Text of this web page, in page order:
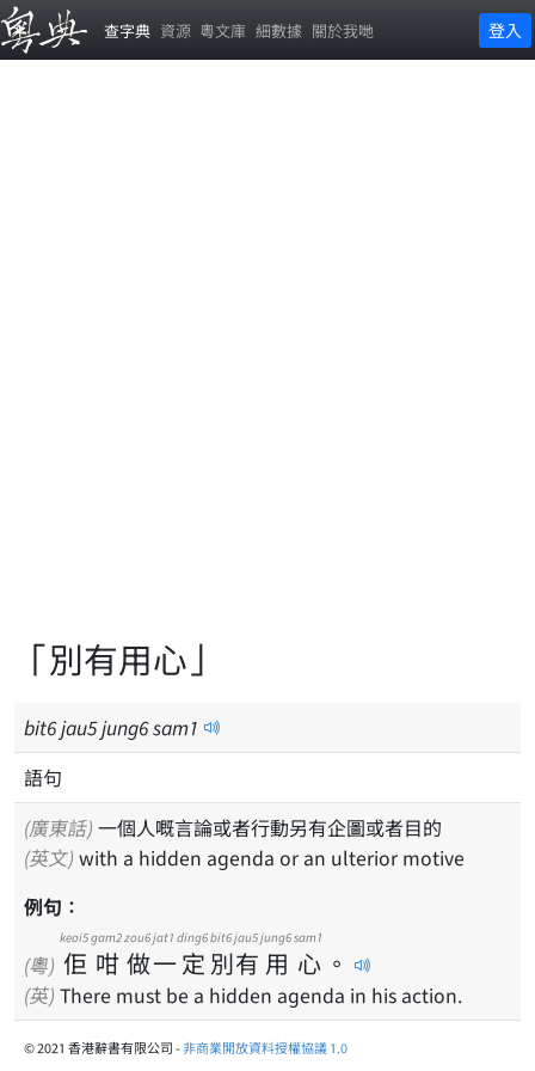
查字典 資源 粵文庫 細數據 關於我哋 登入
「別有用心」
bit6jau5jung6sam1
語句
(廣東話) 一個人嘅言論或者行動另有企圖或者目的
(英文) with a hidden agenda or an ulterior motive
例句：
(粵) 佢
keoi5
咁
gam2
做
zou6
一
jat1
定
ding6
別
bit6
有
jau5
用
jung6
心
sam1
。
(英) There must be a hidden agenda in his action.
© 2021 香港辭書有限公司 -非商業開放資料授權協議 1.0